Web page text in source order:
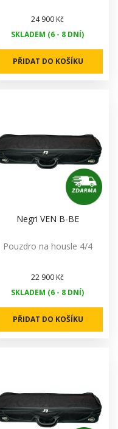
24 900 Kč
SKLADEM (6 - 8 DNÍ)
PŘIDAT DO KOŠÍKU
Negri VEN B-BE
Pouzdro na housle 4/4
22 900 Kč
SKLADEM (6 - 8 DNÍ)
PŘIDAT DO KOŠÍKU